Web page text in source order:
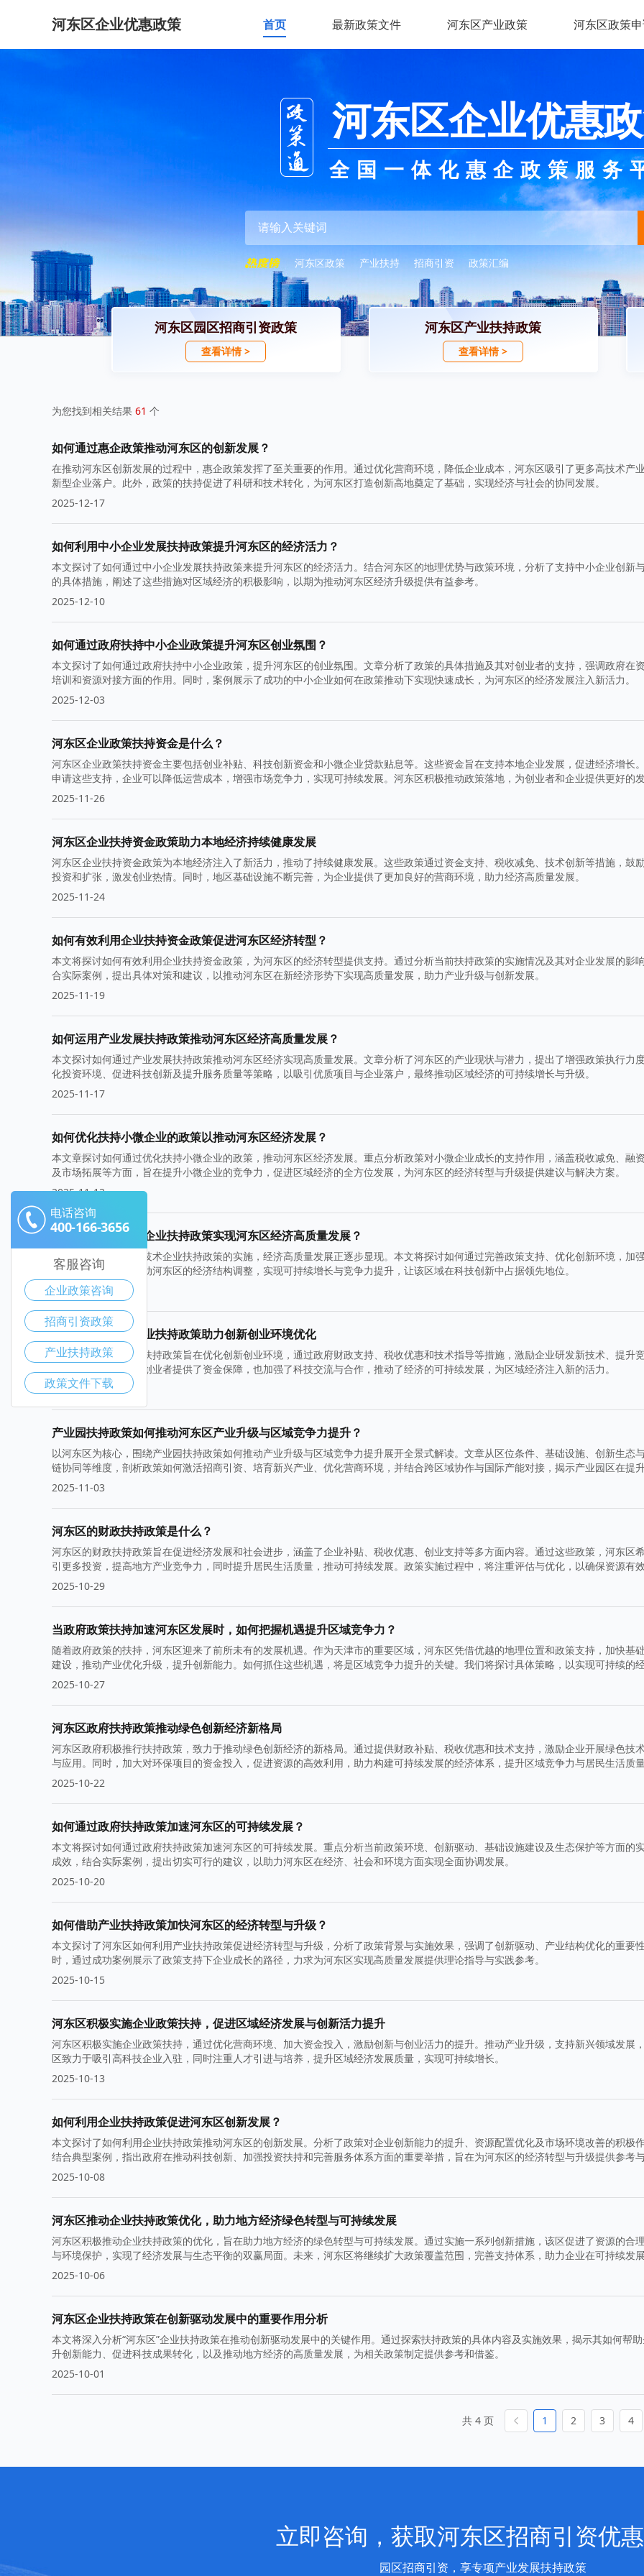
河东区企业优惠政策 首页 最新政策文件 河东区产业政策 河东区政策
河东区企业优惠
全国一体化惠企政策服务
河东区政策 产业扶持 招商引资 政策汇编
河东区园区招商引资政策
查看详情 >
河东区产业扶持政策
查看详情 >
为您找到相关结果 61 个
如何通过惠企政策推动河东区的创新发展？
在推动河东区创新发展的过程中，惠企政策发挥了至关重要的作用。通过优化营商环境，降低企业成本，河东区吸引了更多高技术产
新型企业落户。此外，政策的扶持促进了科研和技术转化，为河东区打造创新高地奠定了基础，实现经济与社会的协同发展。
2025-12-17
如何利用中小企业发展扶持政策提升河东区的经济活力？
本文探讨了如何通过中小企业发展扶持政策来提升河东区的经济活力。结合河东区的地理优势与政策环境，分析了支持中小企业创新
的具体措施，阐述了这些措施对区域经济的积极影响，以期为推动河东区经济升级提供有益参考。
2025-12-10
如何通过政府扶持中小企业政策提升河东区创业氛围？
本文探讨了如何通过政府扶持中小企业政策，提升河东区的创业氛围。文章分析了政策的具体措施及其对创业者的支持，强调政府在资
培训和资源对接方面的作用。同时，案例展示了成功的中小企业如何在政策推动下实现快速成长，为河东区的经济发展注入新活力。
2025-12-03
河东区企业政策扶持资金是什么？
河东区企业政策扶持资金主要包括创业补贴、科技创新资金和小微企业贷款贴息等。这些资金旨在支持本地企业发展，促进经济增长
申请这些支持，企业可以降低运营成本，增强市场竞争力，实现可持续发展。河东区积极推动政策落地，为创业者和企业提供更好的
境。
2025-11-26
河东区企业扶持资金政策助力本地经济持续健康发展
河东区企业扶持资金政策为本地经济注入了新活力，推动了持续健康发展。这些政策通过资金支持、税收减免、技术创新等措施，鼓
投资和扩张，激发创业热情。同时，地区基础设施不断完善，为企业提供了更加良好的营商环境，助力经济高质量发展。
2025-11-24
如何有效利用企业扶持资金政策促进河东区经济转型？
本文将探讨如何有效利用企业扶持资金政策，为河东区的经济转型提供支持。通过分析当前扶持政策的实施情况及其对企业发展的影
合实际案例，提出具体对策和建议，以推动河东区在新经济形势下实现高质量发展，助力产业升级与创新发展。
2025-11-19
如何运用产业发展扶持政策推动河东区经济高质量发展？
本文探讨如何通过产业发展扶持政策推动河东区经济实现高质量发展。文章分析了河东区的产业现状与潜力，提出了增强政策执行力
化投资环境、促进科技创新及提升服务质量等策略，以吸引优质项目与企业落户，最终推动区域经济的可持续增长与升级。
2025-11-17
如何优化扶持小微企业的政策以推动河东区经济发展？
本文章探讨如何通过优化扶持小微企业的政策，推动河东区经济发展。重点分析政策对小微企业成长的支持作用，涵盖税收减免、融
及市场拓展等方面，旨在提升小微企业的竞争力，促进区域经济的全方位发展，为河东区的经济转型与升级提供建议与解决方案。
2025-11-12
如何通过高新技术企业扶持政策实现河东区经济高质量发展？
在河东区，随着高新技术企业扶持政策的实施，经济高质量发展正逐步显现。本文将探讨如何通过完善政策支持、优化创新环境，加
转化与产业升级，推动河东区的经济结构调整，实现可持续增长与竞争力提升，让该区域在科技创新中占据领先地位。
2025-11-10
河东区高新技术企业扶持政策助力创新创业环境优化
河东区高新技术企业扶持政策旨在优化创新创业环境，通过政府财政支持、税收优惠和技术指导等措施，激励企业研发新技术、提升
力。这些政策不仅为创业者提供了资金保障，也加强了科技交流与合作，推动了经济的可持续发展，为区域经济注入新的活力。
2025-11-05
产业园扶持政策如何推动河东区产业升级与区域竞争力提升？
以河东区为核心，围绕产业园扶持政策如何推动产业升级与区域竞争力提升展开全景式解读。文章从区位条件、基础设施、创新生态
链协同等维度，剖析政策如何激活招商引资、培育新兴产业、优化营商环境，并结合跨区域协作与国际产能对接，揭示产业园区在提
韧性、构建高端制造与现代服务业协同发展的路径与挑战。
2025-11-03
河东区的财政扶持政策是什么？
河东区的财政扶持政策旨在促进经济发展和社会进步，涵盖了企业补贴、税收优惠、创业支持等多方面内容。通过这些政策，河东区
引更多投资，提高地方产业竞争力，同时提升居民生活质量，推动可持续发展。政策实施过程中，将注重评估与优化，以确保资源有
用。
2025-10-29
当政府政策扶持加速河东区发展时，如何把握机遇提升区域竞争力？
随着政府政策的扶持，河东区迎来了前所未有的发展机遇。作为天津市的重要区域，河东区凭借优越的地理位置和政策支持，加快基
建设，推动产业优化升级，提升创新能力。如何抓住这些机遇，将是区域竞争力提升的关键。我们将探讨具体策略，以实现可持续的
长和发展。
2025-10-27
河东区政府扶持政策推动绿色创新经济新格局
河东区政府积极推行扶持政策，致力于推动绿色创新经济的新格局。通过提供财政补贴、税收优惠和技术支持，激励企业开展绿色技
与应用。同时，加大对环保项目的资金投入，促进资源的高效利用，助力构建可持续发展的经济体系，提升区域竞争力与居民生活质量
2025-10-22
如何通过政府扶持政策加速河东区的可持续发展？
本文将探讨如何通过政府扶持政策加速河东区的可持续发展。重点分析当前政策环境、创新驱动、基础设施建设及生态保护等方面的
成效，结合实际案例，提出切实可行的建议，以助力河东区在经济、社会和环境方面实现全面协调发展。
2025-10-20
如何借助产业扶持政策加快河东区的经济转型与升级？
本文探讨了河东区如何利用产业扶持政策促进经济转型与升级，分析了政策背景与实施效果，强调了创新驱动、产业结构优化的重要
时，通过成功案例展示了政策支持下企业成长的路径，力求为河东区实现高质量发展提供理论指导与实践参考。
2025-10-15
河东区积极实施企业政策扶持，促进区域经济发展与创新活力提升
河东区积极实施企业政策扶持，通过优化营商环境、加大资金投入，激励创新与创业活力的提升。推动产业升级，支持新兴领域发展
区致力于吸引高科技企业入驻，同时注重人才引进与培养，提升区域经济发展质量，实现可持续增长。
2025-10-13
如何利用企业扶持政策促进河东区创新发展？
本文探讨了如何利用企业扶持政策推动河东区的创新发展。分析了政策对企业创新能力的提升、资源配置优化及市场环境改善的积极作
结合典型案例，指出政府在推动科技创新、加强投资扶持和完善服务体系方面的重要举措，旨在为河东区的经济转型与升级提供参考
鉴。
2025-10-08
河东区推动企业扶持政策优化，助力地方经济绿色转型与可持续发展
河东区积极推动企业扶持政策的优化，旨在助力地方经济的绿色转型与可持续发展。通过实施一系列创新措施，该区促进了资源的合
与环境保护，实现了经济发展与生态平衡的双赢局面。未来，河东区将继续扩大政策覆盖范围，完善支持体系，助力企业在可持续发
征程中蓬勃成长。
2025-10-06
河东区企业扶持政策在创新驱动发展中的重要作用分析
本文将深入分析“河东区”企业扶持政策在推动创新驱动发展中的关键作用。通过探索扶持政策的具体内容及实施效果，揭示其如何帮
升创新能力、促进科技成果转化，以及推动地方经济的高质量发展，为相关政策制定提供参考和借鉴。
2025-10-01
共 4 页 1 2 3 4
电话咨询
400-166-3656
客服咨询
企业政策咨询
招商引资政策
产业扶持政策
政策文件下载
立即咨询，获取河东区招商引资优
园区招商引资，享专项产业发展扶持政策